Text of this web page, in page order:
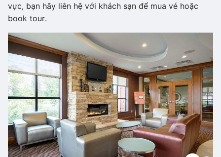
vực, bạn hãy liên hệ với khách sạn để mua vé hoặc
book tour.